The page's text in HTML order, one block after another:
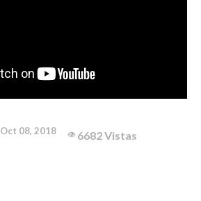
Oct 08, 2018 6682 Vistas